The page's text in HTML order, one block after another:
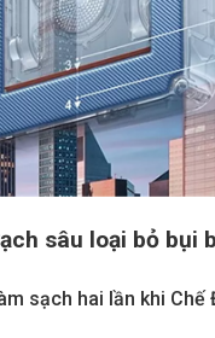
sâu loại bỏ bụi
sạch hai lần khi Chế